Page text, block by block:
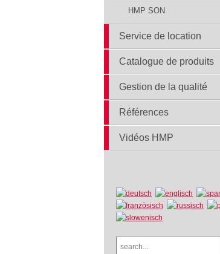
HMP SON
Service de location
Catalogue de produits
Gestion de la qualité
Références
Vidéos HMP